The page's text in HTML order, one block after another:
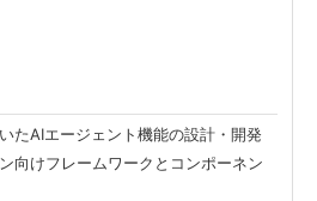
たAIエージェント機能の設計・開発
向けフレームワークとコンポーネン